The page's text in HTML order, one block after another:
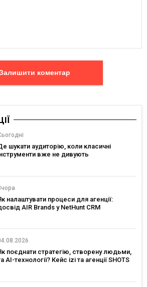
Залишити коментар
шукати аудиторію, коли класичні
вже не дивують
налаштувати процеси для агенції:
AIR Brands у NetHunt CRM
поєднати стратегію, створену людьми,
AI-технології? Кейс izi та агенції SHOTS